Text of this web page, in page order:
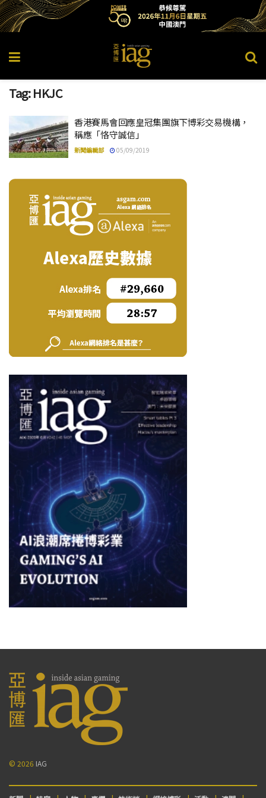
Tag:HKJC
香港賽馬會回應皇冠集團旗下博彩交易機構，
稱應「恪守誠信」
新聞編輯部 05/09/2019
© 2026 IAG